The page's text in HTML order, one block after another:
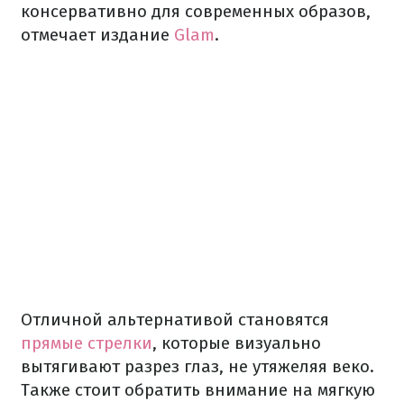
консервативно для современных образов,
отмечает издание Glam.
Отличной альтернативой становятся
прямые стрелки, которые визуально
вытягивают разрез глаз, не утяжеляя веко.
Также стоит обратить внимание на мягкую